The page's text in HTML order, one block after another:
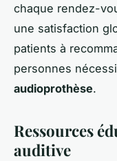
chaque rendez-
une satisfaction
patients à
personnes
audioprothèse.
Ressources
auditive